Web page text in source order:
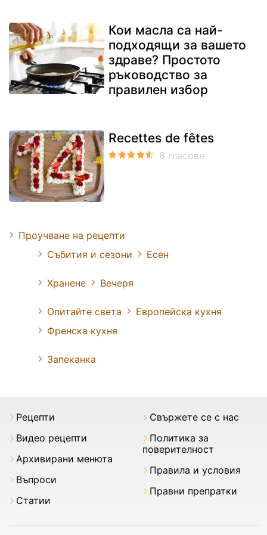
Кои масла са най-
подходящи за вашето
здраве? Простото
ръководство за
правилен избор
Recettes de fêtes
Проучване на рецепти
Събития и сезони
Есен
Хранене Вечеря
Опитайте света
Европейска кухня
Френска кухня
Запеканка
Рецепти
Видео рецепти
Архивирани менюта
Въпроси
Статии
Свържете се с нас
Политика за
поверителност
Правила и условия
Правни препратки